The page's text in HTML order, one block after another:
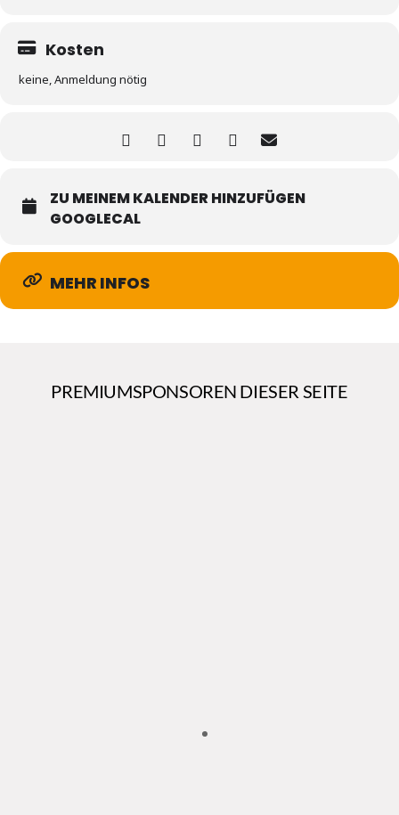
Kosten
keine, Anmeldung nötig
ZU MEINEM KALENDER HINZUFÜGEN
GOOGLECAL
MEHR INFOS
PREMIUMSPONSOREN DIESER SEITE